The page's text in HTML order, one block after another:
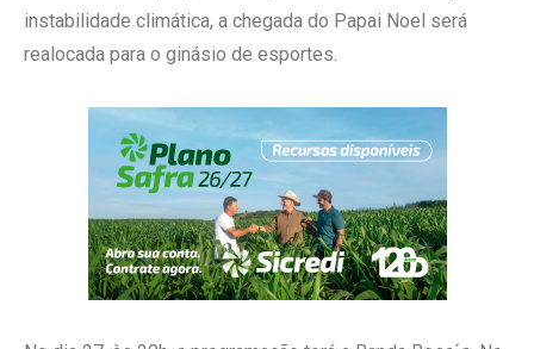
instabilidade climática, a chegada do Papai Noel será
realocada para o ginásio de esportes.